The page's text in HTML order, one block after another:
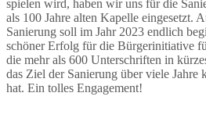
spielen wird, haben wir uns für die
als 100 Jahre alten Kapelle eingesetzt.
Sanierung soll im Jahr 2023 endlich
schöner Erfolg für die Bürgerinitiative
die mehr als 600 Unterschriften in
das Ziel der Sanierung über viele
hat. Ein tolles Engagement!